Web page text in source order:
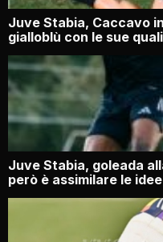
Juve Stabia, Caccavo
gialloblù con le sue
Juve Stabia, goleada
però è assimilare le